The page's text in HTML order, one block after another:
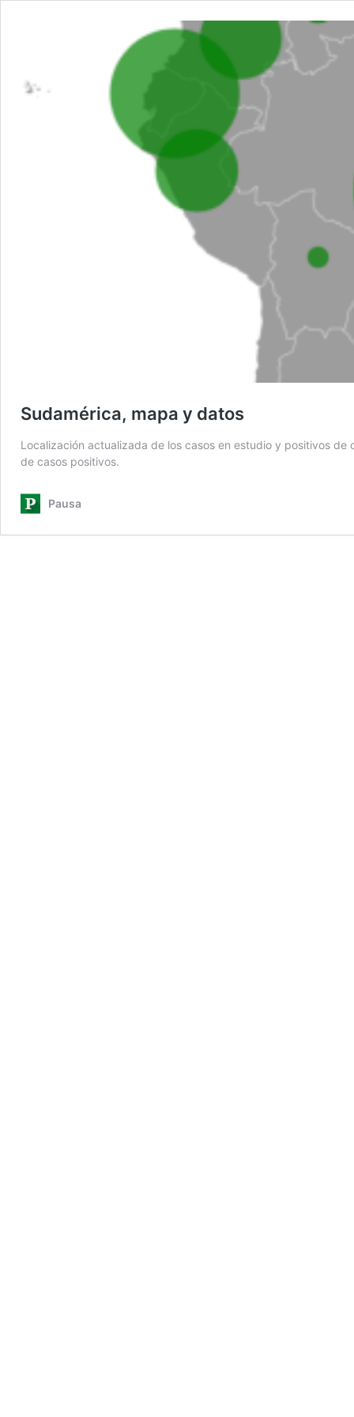
Sudamérica, mapa y datos
Localización actualizada de los casos en estudio y positivos
de casos positivos.
Pausa